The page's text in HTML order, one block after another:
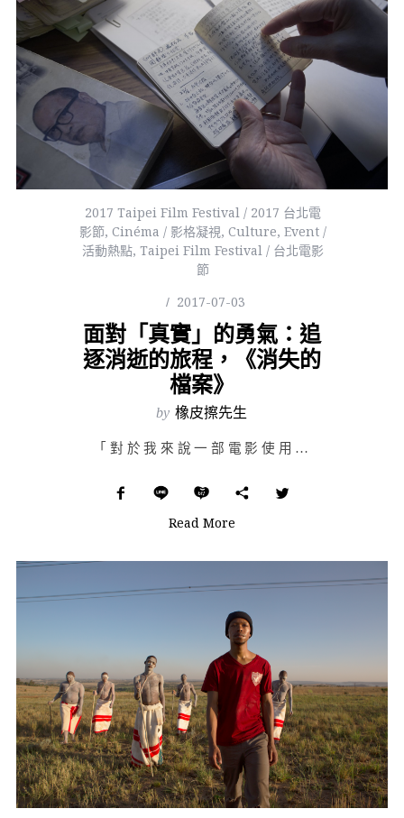
2017 Taipei Film Festival / 2017 台北電
影節,Cinéma / 影格凝視,Culture,Event /
活動熱點,Taipei Film Festival / 台北電影
節
2017-07-03
面對「真實」的勇氣：追
逐消逝的旅程，《消失的
檔案》
by 橡皮擦先生
「對於我來說一部電影使用什麼手段，它是一部表演出來的故事片還是一部紀錄片，不重要。一部…
Read More